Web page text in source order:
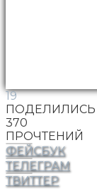
19
ПОДЕЛИЛИСЬ
370
ПРОЧТЕНИЙ
ФЕЙСБУК
ТЕЛЕГРАМ
ТВИТТЕР